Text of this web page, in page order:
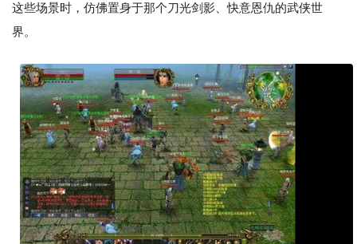
这些场景时，仿佛置身于那个刀光剑影、快意恩仇的武侠世
界。